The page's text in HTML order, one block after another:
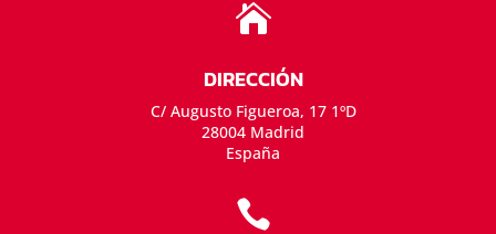

DIRECCIÓN
C/ Augusto Figueroa, 17 1ºD
28004 Madrid
España
